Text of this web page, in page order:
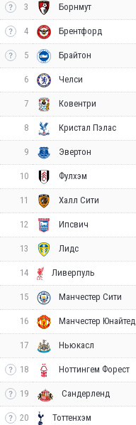
3 Борнмут
4 Брентфорд
5 Брайтон
6 Челси
7 Ковентри
8 Кристал Пэлас
9 Эвертон
10 Фулхэм
11 Халл Сити
12 Ипсвич
13 Лидс
14 Ливерпуль
15 Манчестер Сити
16 Манчестер Юнайтед
17 Ньюкасл
18 Ноттингем Форест
19 Сандерленд
20 Тоттенхэм